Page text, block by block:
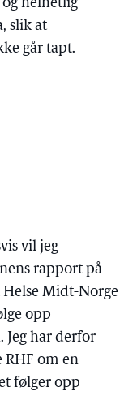
helhetlig
slik at
går tapt.
vil jeg
rapport på
Helse Midt-Norge
opp
Jeg har derfor
RHF om en
følger opp